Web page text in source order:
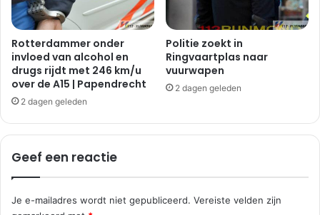
l
a
n
o
l
i
t
i
e
s
e
e
Rotterdammer onder
invloed van alcohol en
drugs rijdt met 246 km/u
over de A15 | Papendrecht
2 dagen geleden
Politie zoekt in
Ringvaartplas naar
vuurwapen
2 dagen geleden
Geef een reactie
Je e-mailadres wordt niet gepubliceerd. Vereiste velden zijn